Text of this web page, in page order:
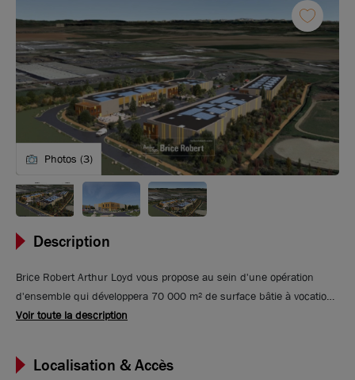
Photos (3)
Description
Brice Robert Arthur Loyd vous propose au sein d'une opération
d'ensemble qui développera 70 000 m² de surface bâtie à vocation
logistique, tertiaire, activité, différents cellules allant de 271 m² à 1
se situent sur al commune de La Boisse. Ce sont des bâtiments à
usage d'activité et de bureaux.
Voir toute la description
Localisation & Accès